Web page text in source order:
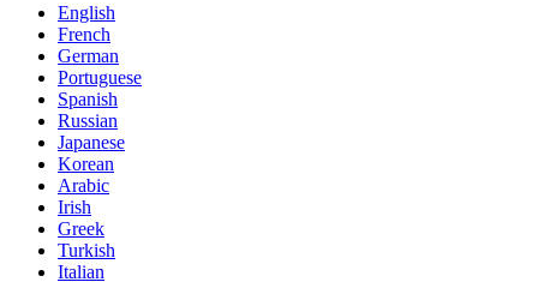
English
French
German
Portuguese
Spanish
Russian
Japanese
Korean
Arabic
Irish
Greek
Turkish
Italian